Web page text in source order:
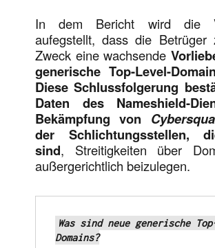
In dem Bericht wird die
aufegstellt, dass die Betrüger
Zweck eine wachsende
generische Top-Level-
Diese Schlussfolgerung
Daten des Nameshield-
Bekämpfung von
der Schlichtungsstellen,
sind, Streitigkeiten über
außergerichtlich beizulegen.
Was sind neue generische
Domains?